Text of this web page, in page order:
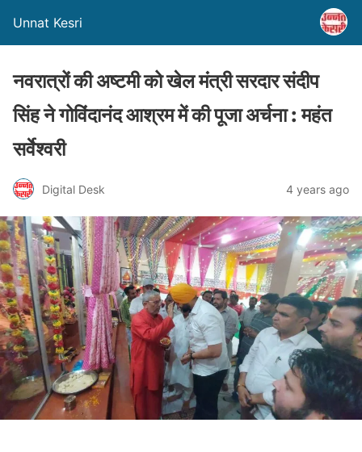
Unnat Kesri
नवरात्रों की अष्टमी को खेल मंत्री सरदार संदीप
सिंह ने गोविंदानंद आश्रम में की पूजा अर्चना : महंत
सर्वेश्वरी
Digital Desk 4 years ago